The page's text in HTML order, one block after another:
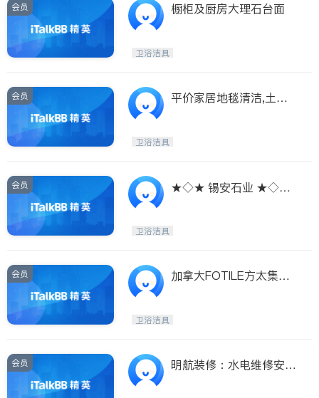
会员 橱柜及厨房大理石台面
卫浴洁具
会员
平价家居地毯清洁,土库
卫浴洁具
会员
★◇★ 锡安石业 ★◇★
卫浴洁具
会员
加拿大FOTILE方太集团
卫浴洁具
会员
明航装修：水电维修安